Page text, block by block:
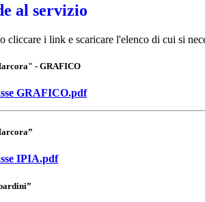
al servizio
cliccare i link e scaricare l'elenco di cui si
- GRAFICO
GRAFICO.pdf
IPIA.pdf